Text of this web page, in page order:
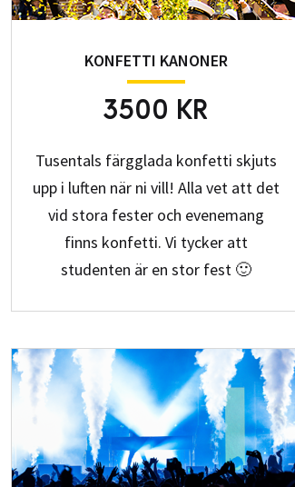
KONFETTI KANONER
3500 KR
Tusentals färgglada konfetti skjuts
upp i luften när ni vill! Alla vet att det
vid stora fester och evenemang
finns konfetti. Vi tycker att
studenten är en stor fest 🙂